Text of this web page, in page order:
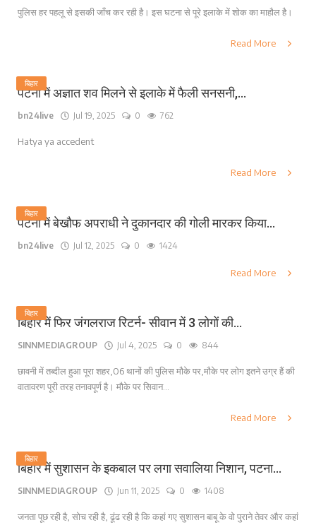
पुलिस हर पहलू से इसकी जाँच कर रही है। इस घटना से पूरे इलाके में शोक का माहौल है।
Read More
बिहार
पटना में अज्ञात शव मिलने से इलाके में फैली सनसनी,...
bn24live Jul 19, 2025 0 762
Hatya ya accedent
Read More
बिहार
पटना में बेखौफ अपराधी ने दुकानदार की गोली मारकर किया...
bn24live Jul 12, 2025 0 1424
Read More
बिहार
बिहार में फिर जंगलराज रिटर्न- सीवान में 3 लोगों की...
SINNMEDIAGROUP Jul 4, 2025 0 844
छावनी में तब्दील हुआ पूरा शहर,06 थानों की पुलिस मौके पर,मौके पर लोग इतने उग्र हैं की
वातावरण पूरी तरह तनावपूर्ण है। मौके पर सिवान...
Read More
बिहार
बिहार में सुशासन के इकबाल पर लगा सवालिया निशान, पटना...
SINNMEDIAGROUP Jun 11, 2025 0 1408
जनता पूछ रही है, सोच रही है, ढूंढ रही है कि कहां गए सुशासन बाबू के वो पुराने तेवर और कहां